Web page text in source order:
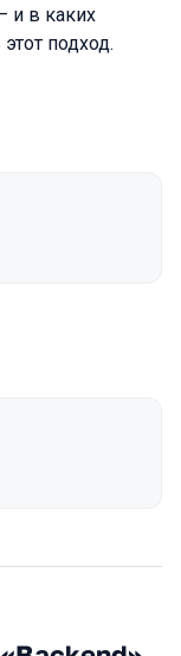
и в каких
подход.